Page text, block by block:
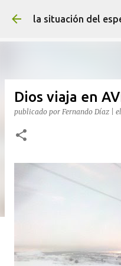
Ir al
Dios viaja en
publicado por Fernando Díaz |